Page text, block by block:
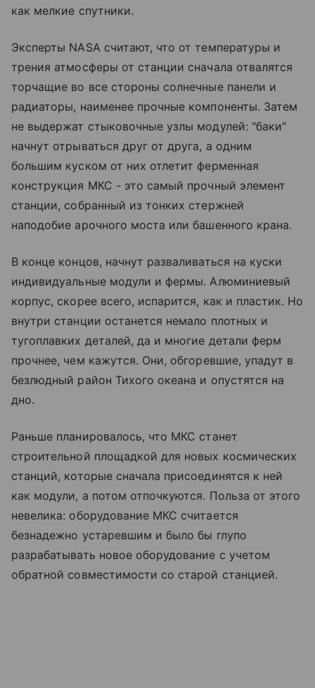
как мелкие спутники.
Эксперты NASA считают, что от температуры и
трения атмосферы от станции сначала отвалятся
торчащие во все стороны солнечные панели и
радиаторы, наименее прочные компоненты. Затем
не выдержат стыковочные узлы модулей: "баки"
начнут отрываться друг от друга, а одним
большим куском от них отлетит ферменная
конструкция МКС - это самый прочный элемент
станции, собранный из тонких стержней
наподобие арочного моста или башенного крана.
В конце концов, начнут разваливаться на куски
индивидуальные модули и фермы. Алюминиевый
корпус, скорее всего, испарится, как и пластик. Но
внутри станции останется немало плотных и
тугоплавких деталей, да и многие детали ферм
прочнее, чем кажутся. Они, обгоревшие, упадут в
безлюдный район Тихого океана и опустятся на
дно.
Раньше планировалось, что МКС станет
строительной площадкой для новых космических
станций, которые сначала присоединятся к ней
как модули, а потом отпочкуются. Польза от этого
невелика: оборудование МКС считается
безнадежно устаревшим и было бы глупо
разрабатывать новое оборудование с учетом
обратной совместимости со старой станцией.